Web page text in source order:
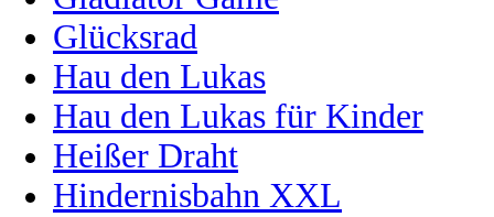
Glücksrad
Hau den Lukas
Hau den Lukas für Kinder
Heißer Draht
Hindernisbahn XXL